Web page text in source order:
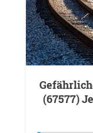
Gefährliche Gleisquerung in Alsheim
(67577)